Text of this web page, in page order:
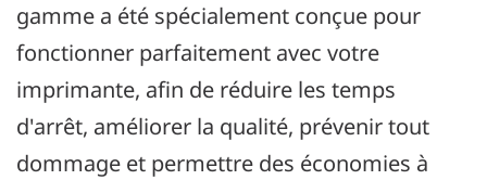
gamme a été spécialement conçue pour
fonctionner parfaitement avec votre
imprimante, afin de réduire les temps
d'arrêt, améliorer la qualité, prévenir tout
dommage et permettre des économies à